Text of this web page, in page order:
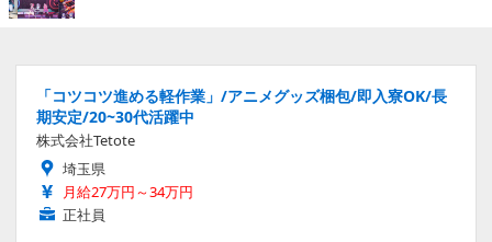
「コツコツ進める軽作業」/アニメグッズ梱包/即入寮OK/長
期安定/20~30代活躍中
株式会社Tetote
埼玉県
月給27万円～34万円
正社員